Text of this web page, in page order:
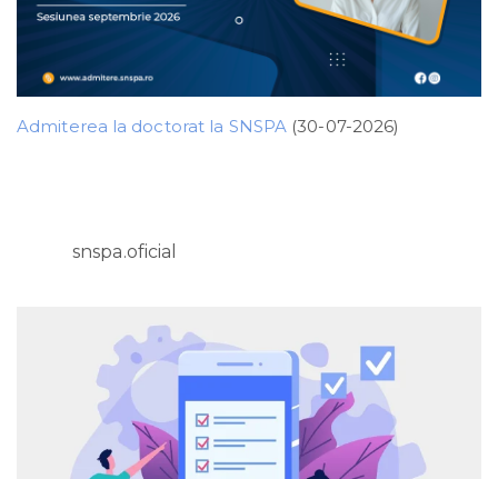
Admiterea la doctorat la SNSPA (30-07-2026)
snspa.oficial